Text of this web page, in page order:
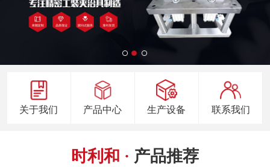
关于我们 产品中心 生产设备 联系我们
时利和 · 产品推荐